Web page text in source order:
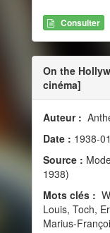
Consulter
On the
cinéma]
Auteur :
Date : 1938-01
Source :
1938)
Mots clés :
Louis, Toch,
Marius-